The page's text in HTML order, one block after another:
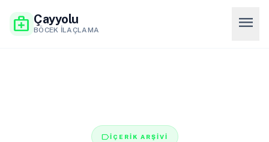
medical_services Çayyolu
BÖCEK İLAÇLAMA menu
labelİÇERİK ARŞİVİ